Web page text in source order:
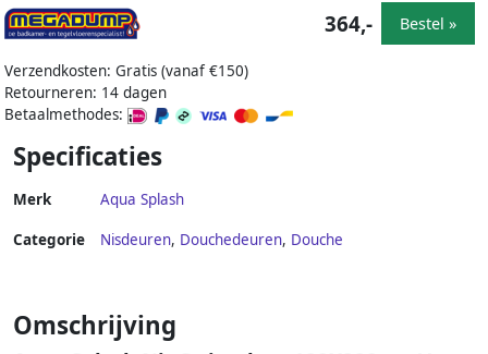
Verzendkosten: Gratis (vanaf €150)
Retourneren: 14 dagen
Betaalmethodes:
364,- Bestel »
Specificaties
Merk Aqua Splash
Categorie Nisdeuren, Douchedeuren, Douche
Omschrijving